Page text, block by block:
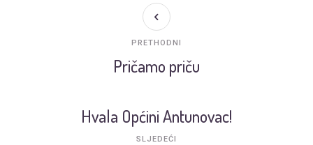
Pričamo priču
PRETHODNI
Hvala Općini Antunovac!
SLJEDEĆI